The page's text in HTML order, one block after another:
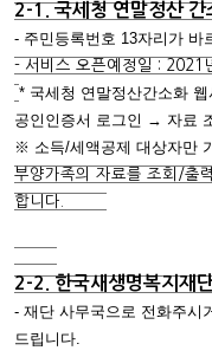
2-1. 국세청 연말정산 간
- 주민등록번호 13자리가
- 서비스 오픈예정일 :
* 국세청 연말정산간소화 웹
공인인증서 로그인 → 자료
※ 소득/세액공제 대상자
부양가족의 자료를 조회/출
합니다.
2-2. 한국새생명복지재
- 재단 사무국으로 전화주시
드립니다.